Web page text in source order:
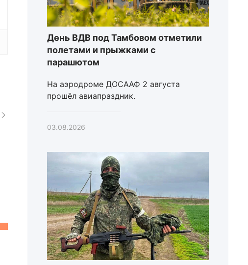
День ВДВ под Тамбовом отметили
полетами и прыжками с
парашютом
На аэродроме ДОСААФ 2 августа
прошёл авиапраздник.
03.08.2026